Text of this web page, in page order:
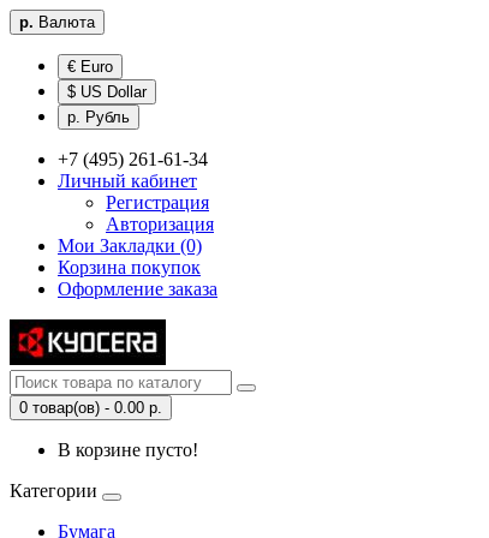
р. Валюта
€ Euro
$ US Dollar
р. Рубль
+7 (495) 261-61-34
Личный кабинет
Регистрация
Авторизация
Мои Закладки (0)
Корзина покупок
Оформление заказа
0 товар(ов) - 0.00 р.
В корзине пусто!
Категории
Бумага